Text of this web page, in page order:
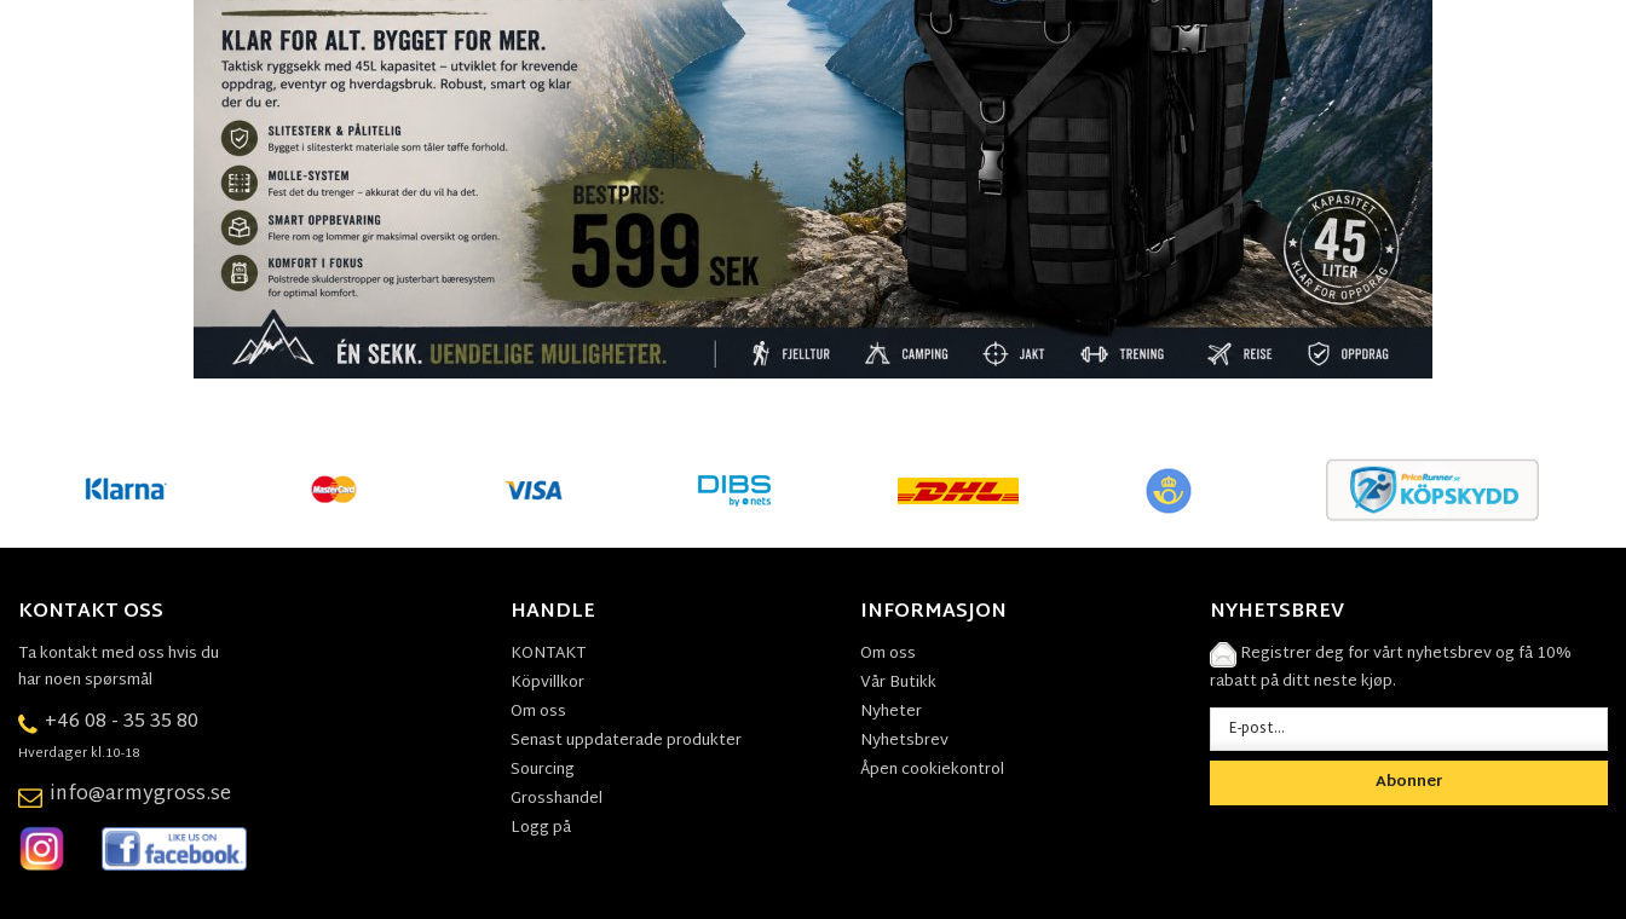
KONTAKT OSS
Ta kontakt med oss hvis du
har noen spørsmål
+46 08 - 35 35 80
Hverdager kl.10-18
info@armygross.se
HANDLE
KONTAKT
Köpvillkor
Om oss
Senast uppdaterade produkter
Sourcing
Grosshandel
Logg på
INFORMASJON
Om oss
Vår Butikk
Nyheter
Nyhetsbrev
Åpen cookiekontrol
NYHETSBREV
Registrer deg for vårt nyhetsbrev og få 10%
rabatt på ditt neste kjøp.
Abonner